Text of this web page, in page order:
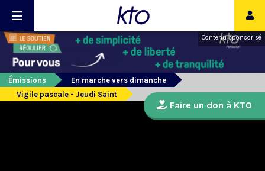
Contenu sponsorisé
Émissions
En marche vers dimanche
Vigile pascale - Jeudi Saint
Faire un don à KTO